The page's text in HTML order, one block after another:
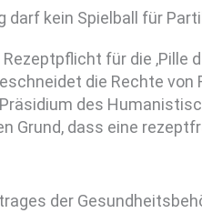
kein Spielball für
für die ‚Pille
die Rechte von
des
Grund, dass eine
der